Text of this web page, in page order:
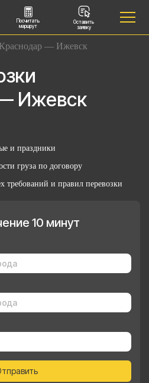
Посчитать
маршрут
Оставить
заявку
Краснодар — Ижевск
Ижевск
и праздники
груза по договору
требований и правил перевозки
10 минут